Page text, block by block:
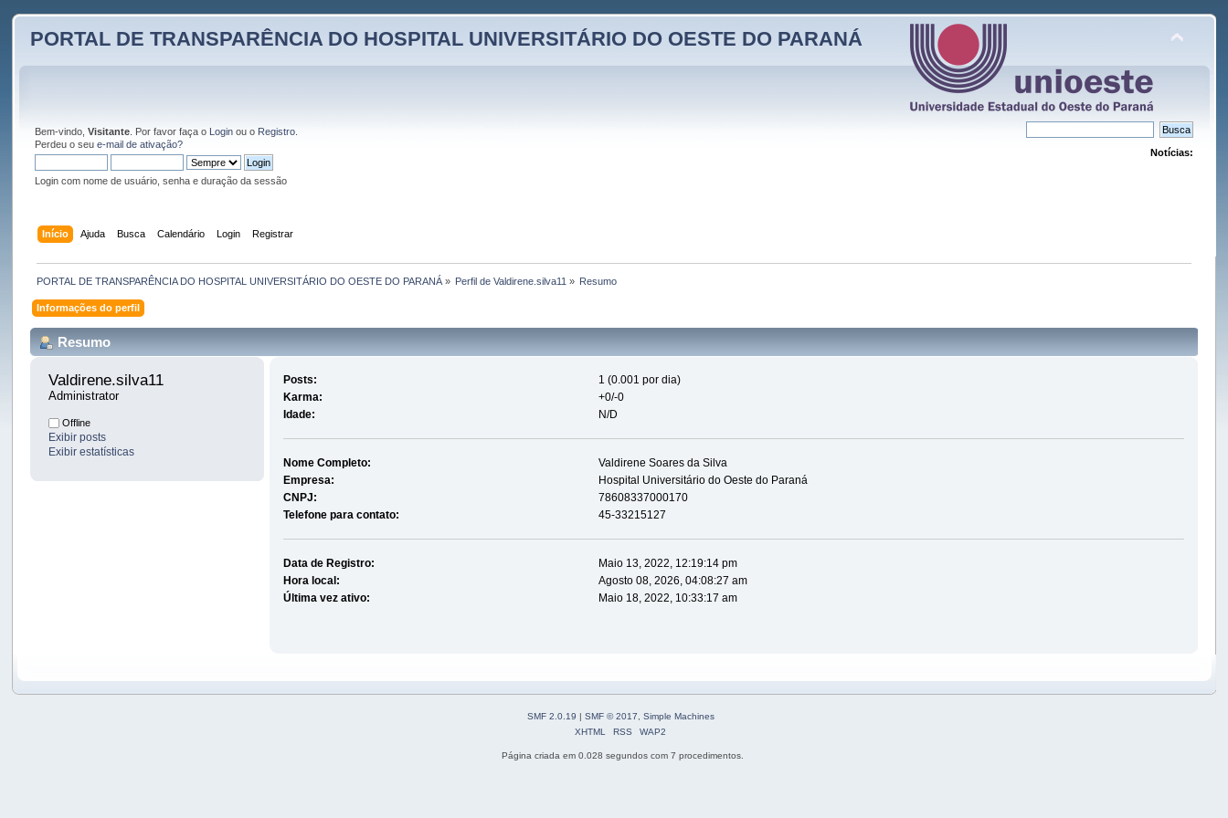
PORTAL DE TRANSPARÊNCIA DO HOSPITAL UNIVERSITÁRIO DO OESTE DO PARANÁ
Bem-vindo,Visitante . Por favor faça o Login ou o Registro
Perdeu o seue-mail de ativação?
Login com nome de usuário, senha e duração da sessão
Notícias:
Início Ajuda Busca Calendário Login Registrar
PORTAL DE TRANSPARÊNCIA DO HOSPITAL UNIVERSITÁRIO DO OESTE DO PARANÁ» Perfil de Valdirene.silva11 » Resumo
Informações do perfil
Resumo
Valdirene.silva11
Administrator
Offline
Exibir posts
Exibir estatísticas
Posts:
1 (0.001 por dia)
Karma:
+0/-0
Idade:
N/D
Nome Completo:
Valdirene Soares da Silva
Empresa:
Hospital Universitário do Oeste do Paraná
CNPJ:
78608337000170
Telefone para contato:
45-33215127
Data de Registro:
Maio 13, 2022, 12:19:14 pm
Hora local:
Agosto 08, 2026, 04:08:27 am
Última vez ativo:
Maio 18, 2022, 10:33:17 am
SMF 2.0.19 | SMF © 2017, Simple Machines
XHTML
RSS WAP2
Página criada em 0.028 segundos com 7 procedimentos.